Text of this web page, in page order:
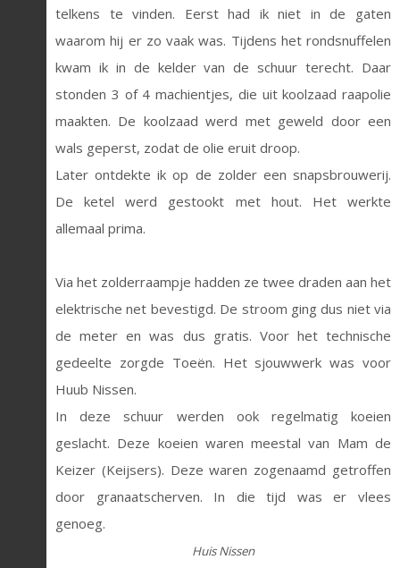
telkens te vinden. Eerst had ik niet in de gaten
waarom hij er zo vaak was. Tijdens het rondsnuffelen
kwam ik in de kelder van de schuur terecht. Daar
stonden 3 of 4 machientjes, die uit koolzaad raapolie
maakten. De koolzaad werd met geweld door een
wals geperst, zodat de olie eruit droop.
Later ontdekte ik op de zolder een snapsbrouwerij.
De ketel werd gestookt met hout. Het werkte
allemaal prima.
Via het zolderraampje hadden ze twee draden aan het
elektrische net bevestigd. De stroom ging dus niet via
de meter en was dus gratis. Voor het technische
gedeelte zorgde Toeën. Het sjouwwerk was voor
Huub Nissen.
In deze schuur werden ook regelmatig koeien
geslacht. Deze koeien waren meestal van Mam de
Keizer (Keijsers). Deze waren zogenaamd getroffen
door granaatscherven. In die tijd was er vlees
genoeg.
Huis Nissen